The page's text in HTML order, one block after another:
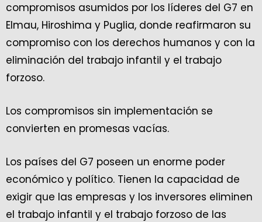
compromisos asumidos por los líderes del G7 en
Elmau, Hiroshima y Puglia, donde reafirmaron su
compromiso con los derechos humanos y con la
eliminación del trabajo infantil y el trabajo
forzoso.
Los compromisos sin implementación se
convierten en promesas vacías.
Los países del G7 poseen un enorme poder
económico y político. Tienen la capacidad de
exigir que las empresas y los inversores eliminen
el trabajo infantil y el trabajo forzoso de las